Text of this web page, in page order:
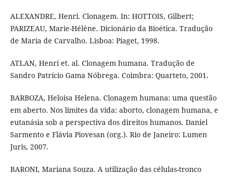
ALEXANDRE, Henri. Clonagem. In: HOTTOIS, Gilbert;
PARIZEAU, Marie-Hélène. Dicionário da Bioética. Tradução
de Maria de Carvalho. Lisboa: Piaget, 1998.
ATLAN, Henri et. al. Clonagem humana. Tradução de
Sandro Patrício Gama Nóbrega. Coimbra: Quarteto, 2001.
BARBOZA, Heloisa Helena. Clonagem humana: uma questão
em aberto. Nos limites da vida: aborto, clonagem humana, e
eutanásia sob a perspectiva dos direitos humanos. Daniel
Sarmento e Flávia Piovesan (org.). Rio de Janeiro: Lumen
Juris, 2007.
BARONI, Mariana Souza. A utilização das células-tronco